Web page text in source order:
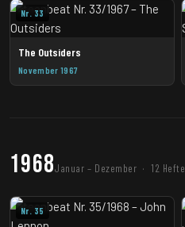
Nr. 33
The Outsiders
November 1967
1968Januar – Dezember · 12 Hefte
Nr. 35